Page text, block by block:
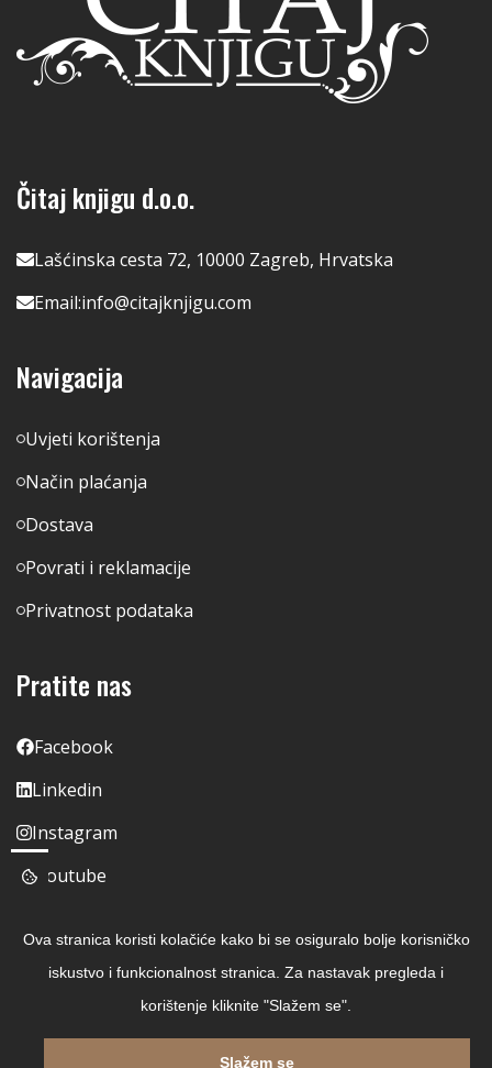
Čitaj knjigu d.o.o.
Lašćinska cesta 72, 10000 Zagreb, Hrvatska
Email:info@citajknjigu.com
Navigacija
Uvjeti korištenja
Način plaćanja
Dostava
Povrati i reklamacije
Privatnost podataka
Pratite nas
Facebook
Linkedin
Instagram
Youtube
Ova stranica koristi kolačiće kako bi se osiguralo bolje korisničko
iskustvo i funkcionalnost stranica. Za nastavak pregleda i
korištenje kliknite "Slažem se".
Slažem se